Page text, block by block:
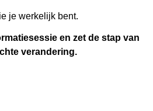
je werkelijk bent.
en zet de stap van
verandering.